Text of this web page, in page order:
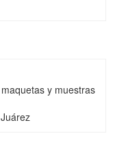
y muestras